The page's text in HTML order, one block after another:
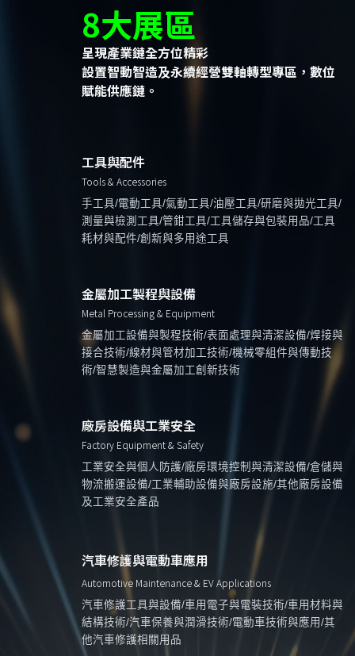
8大展區
呈現產業鏈全方位精彩
設置智動智造及永續經營雙軸轉型專區，數位
賦能供應鏈。
工具與配件
Tools & Accessories
手工具/電動工具/氣動工具/油壓工具/研磨與拋光工具/
測量與檢測工具/管鉗工具/工具儲存與包裝用品/工具
耗材與配件/創新與多用途工具
金屬加工製程與設備
Metal Processing & Equipment
金屬加工設備與製程技術/表面處理與清潔設備/焊接與
接合技術/線材與管材加工技術/機械零組件與傳動技
術/智慧製造與金屬加工創新技術
廠房設備與工業安全
Factory Equipment & Safety
工業安全與個人防護/廠房環境控制與清潔設備/倉儲與
物流搬運設備/工業輔助設備與廠房設施/其他廠房設備
及工業安全產品
汽車修護與電動車應用
Automotive Maintenance & EV Applications
汽車修護工具與設備/車用電子與電裝技術/車用材料與
結構技術/汽車保養與潤滑技術/電動車技術與應用/其
他汽車修護相關用品